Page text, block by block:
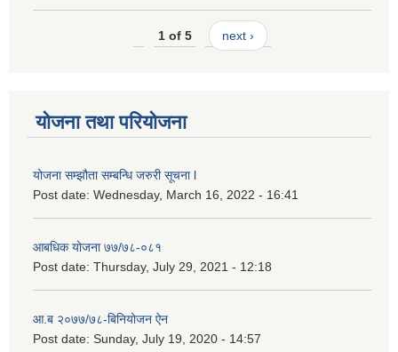
1 of 5 next ›
योजना तथा परियोजना
योजना सम्झौता सम्बन्धि जरुरी सूचना l
Post date: Wednesday, March 16, 2022 - 16:41
आबधिक योजना ७७/७८-०८१
Post date: Thursday, July 29, 2021 - 12:18
आ.ब २०७७/७८-बिनियोजन ऐन
Post date: Sunday, July 19, 2020 - 14:57